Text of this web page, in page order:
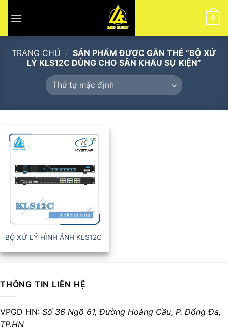
0
TRANG CHỦ / SẢN PHẨM ĐƯỢC GẮN THẺ “BỘ XỬ
LÝ KLS12C DÙNG CHO SÂN KHẤU SỰ KIỆN”
BỘ XỬ LÝ HÌNH ẢNH KLS12C
THÔNG TIN LIÊN HỆ
VPGD HN: Số 36 Ngõ 61, Đường Hoàng Cầu, P. Đống Đa,
TP.HN